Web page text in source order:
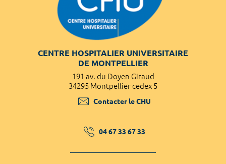
CENTRE HOSPITALIER UNIVERSITAIRE
DE MONTPELLIER
191 av. du Doyen Giraud
34295 Montpellier cedex 5
Contacter le CHU
04 67 33 67 33